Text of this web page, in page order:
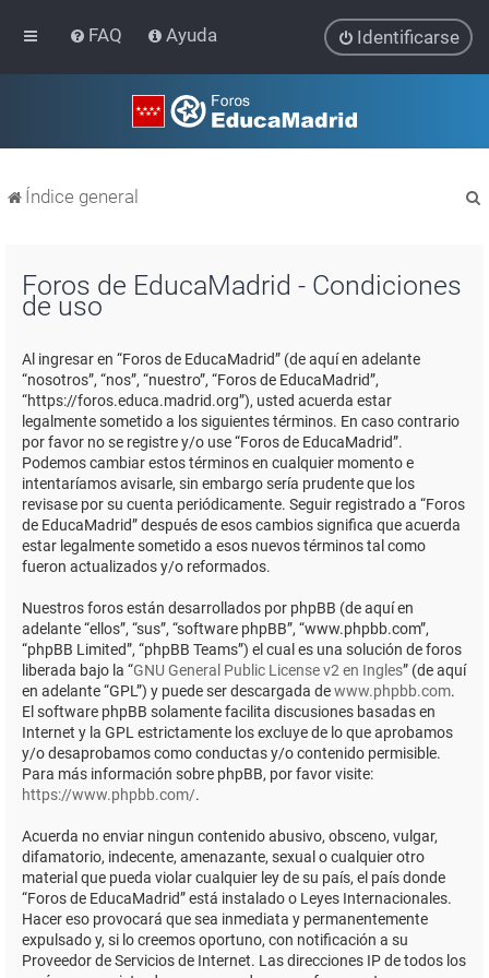
FAQ Ayuda Identificarse
Índice general
Foros de EducaMadrid - Condiciones
de uso
Al ingresar en “Foros de EducaMadrid” (de aquí en adelante
“nosotros”, “nos”, “nuestro”, “Foros de EducaMadrid”,
“https://foros.educa.madrid.org”), usted acuerda estar
legalmente sometido a los siguientes términos. En caso contrario
por favor no se registre y/o use “Foros de EducaMadrid”.
Podemos cambiar estos términos en cualquier momento e
intentaríamos avisarle, sin embargo sería prudente que los
revisase por su cuenta periódicamente. Seguir registrado a “Foros
de EducaMadrid” después de esos cambios significa que acuerda
estar legalmente sometido a esos nuevos términos tal como
fueron actualizados y/o reformados.
Nuestros foros están desarrollados por phpBB (de aquí en
adelante “ellos”, “sus”, “software phpBB”, “www.phpbb.com”,
“phpBB Limited”, “phpBB Teams”) el cual es una solución de foros
liberada bajo la “GNU General Public License v2 en Ingles” (de aquí
en adelante “GPL”) y puede ser descargada dewww.phpbb.com.
El software phpBB solamente facilita discusiones basadas en
Internet y la GPL estrictamente los excluye de lo que aprobamos
y/o desaprobamos como conductas y/o contenido permisible.
Para más información sobre phpBB, por favor visite:
https://www.phpbb.com/.
Acuerda no enviar ningun contenido abusivo, obsceno, vulgar,
difamatorio, indecente, amenazante, sexual o cualquier otro
material que pueda violar cualquier ley de su país, el país donde
“Foros de EducaMadrid” está instalado o Leyes Internacionales.
Hacer eso provocará que sea inmediata y permanentemente
expulsado y, si lo creemos oportuno, con notificación a su
Proveedor de Servicios de Internet. Las direcciones IP de todos los